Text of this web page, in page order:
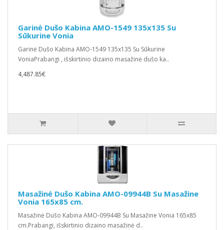
Garinė Dušo Kabina AMO-1549 135x135 Su
Sūkurine Vonia
Garinė Dušo Kabina AMO-1549 135x135 Su Sūkurine
VoniaPrabangi , išskirtinio dizaino masažinė dušo ka..
4,487.85€
Masažinė Dušo Kabina AMO-09944B Su Masažine
Vonia 165x85 cm.
Masažinė Dušo Kabina AMO-09944B Su Masažine Vonia 165x85
cm.Prabangi, išskirtinio dizaino masažinė d..